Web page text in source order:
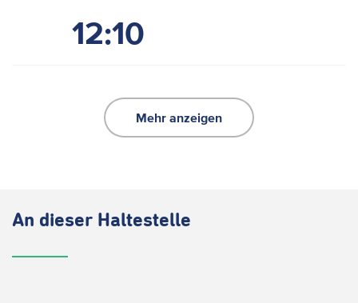
12:10
Mehr anzeigen
An dieser Haltestelle